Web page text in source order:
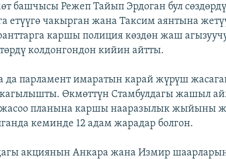
башчысы Режеп Тайып Эрдоган бул
етүүгө чакырган жана Таксим аянтына
каршы полиция көздөн жаш
колдонгондон кийин айтты.
да парламент имаратын карай жүрүш
Өкмөттүн Стамбулдагы жашыл
планына каршы нааразылык жыйыны
кеминде 12 адам жарадар болгон.
акциянын Анкара жана Измир